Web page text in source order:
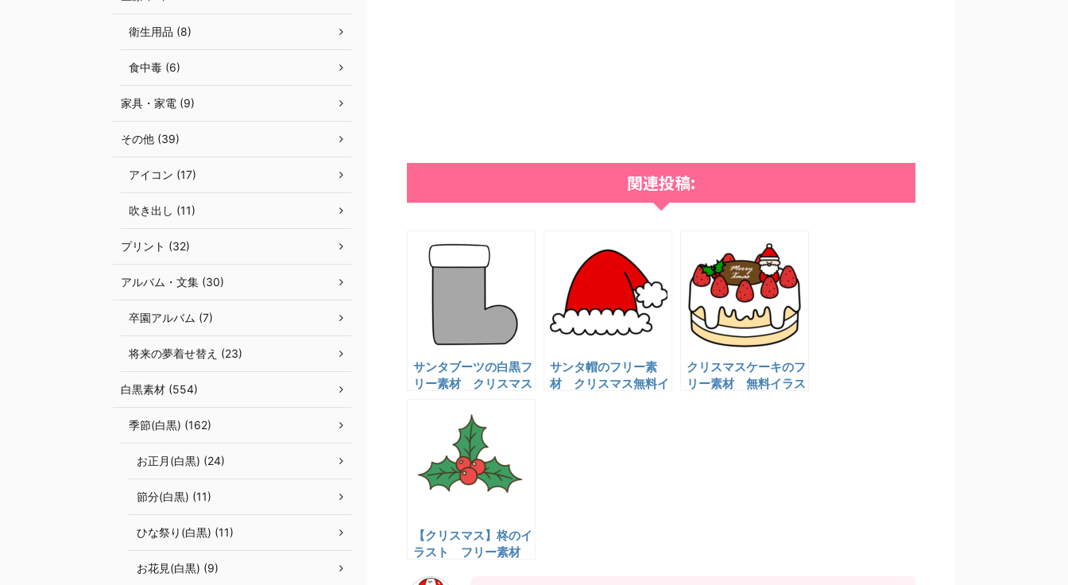
関連投稿:
サンタブーツの白黒フ
リー素材 クリスマス
サンタ帽のフリー素
材 クリスマス無料イ
クリスマスケーキのフ
リー素材 無料イラス
【クリスマス】柊のイ
ラスト フリー素材
衛生用品 (8)
食中毒 (6)
家具・家電 (9)
その他 (39)
アイコン (17)
吹き出し (11)
プリント (32)
アルバム・文集 (30)
卒園アルバム (7)
将来の夢着せ替え (23)
白黒素材 (554)
季節(白黒) (162)
お正月(白黒) (24)
節分(白黒) (11)
ひな祭り(白黒) (11)
お花見(白黒) (9)